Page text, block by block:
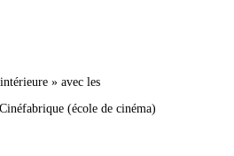
» avec les
(école de cinéma)